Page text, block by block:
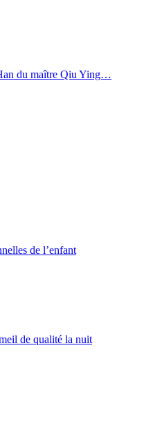
du maître Qiu Ying…
de l’enfant
de qualité la nuit